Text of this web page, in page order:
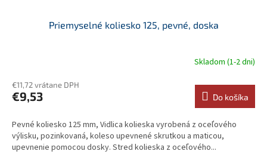
Priemyselné koliesko 125, pevné, doska
Skladom (1-2 dni)
€11,72 vrátane DPH
€9,53 Do košíka
Pevné koliesko 125 mm, Vidlica kolieska vyrobená z oceľového
výlisku, pozinkovaná, koleso upevnené skrutkou a maticou,
upevnenie pomocou dosky. Stred kolieska z oceľového...